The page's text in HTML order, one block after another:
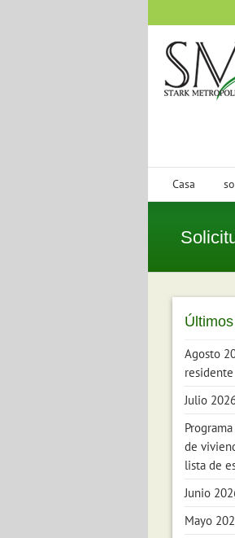
Casa
Agosto
residente
Julio
de
lista de
Junio
Mayo